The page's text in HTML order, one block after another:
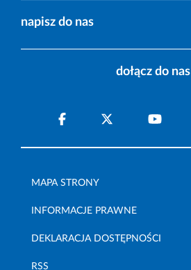
napisz do nas
dołącz do nas
MAPA STRONY
INFORMACJE PRAWNE
DEKLARACJA DOSTĘPNOŚCI
RSS